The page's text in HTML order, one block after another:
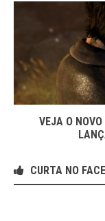
VEJA O
CURTA NO